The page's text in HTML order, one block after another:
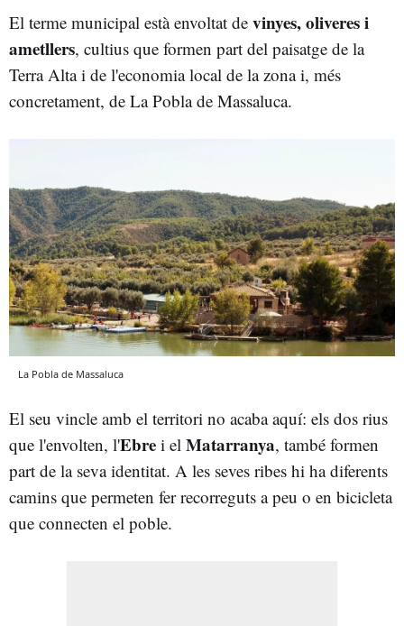
El terme municipal està envoltat de vinyes, oliveres i
ametllers, cultius que formen part del paisatge de la
Terra Alta i de l'economia local de la zona i, més
concretament, de La Pobla de Massaluca.
La Pobla de Massaluca
El seu vincle amb el territori no acaba aquí: els dos rius
que l'envolten, l'Ebre i el Matarranya, també formen
part de la seva identitat. A les seves ribes hi ha diferents
camins que permeten fer recorreguts a peu o en bicicleta
que connecten el poble.